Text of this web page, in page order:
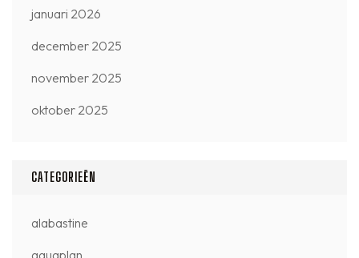
januari 2026
december 2025
november 2025
oktober 2025
CATEGORIEËN
alabastine